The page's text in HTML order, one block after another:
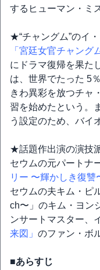
するヒューマン・ミ
★“チャングム”のイ
「宮廷女官チャング
にドラマ復帰を果た
は、世界でたった 5
きわ異彩を放つチャ
習を始めたという。
う設定のため、バイ
★話題作出演の演技
セウムの元パートナ
リー 〜輝かしき復讐
セウムの夫キム・ピ
ch〜」のキム・ヨン
ンサートマスター、
来図」 のファン・ボ
■あらすじ